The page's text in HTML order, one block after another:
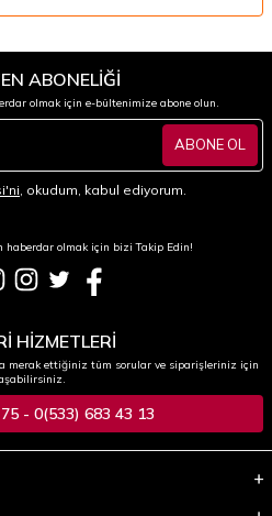
ABONELİĞİ
olmak için e-bültenimize abone olun.
ABONE OL
, okudum, kabul ediyorum.
haberdar olmak için bizi Takip Edin!
HİZMETLERİ
merak ettiğiniz tüm sorular ve siparişleriniz için
- 0(533) 683 43 13